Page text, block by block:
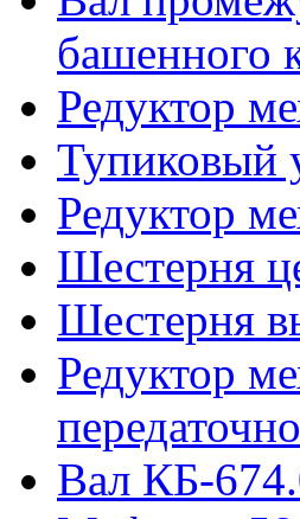
башенного
Редуктор
Тупиковый
Редуктор
Шестерня
Шестерня
Редуктор
Вал КБ-